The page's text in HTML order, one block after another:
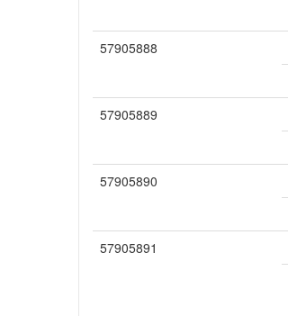
57905888
57905889
57905890
57905891